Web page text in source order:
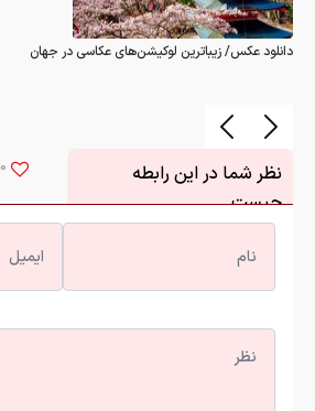
دانلود عکس/ زیباترین لوکیشن‌های عکاسی در جهان
0
نظر شما در این رابطه
چیست